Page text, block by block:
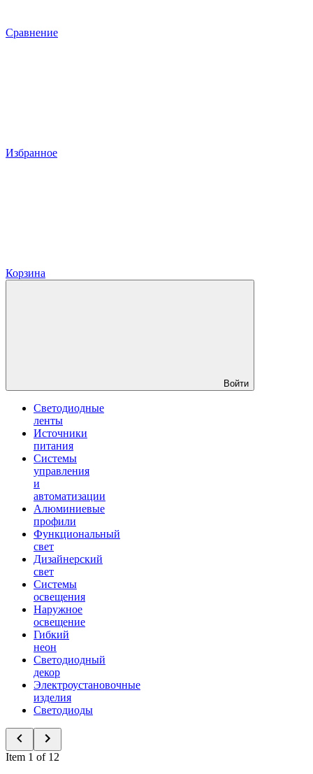
Сравнение
Избранное
Корзина
Войти
Светодиодные
ленты
Источники
питания
Системы
управления
и
автоматизации
Алюминиевые
профили
Функциональный
свет
Дизайнерский
свет
Системы
освещения
Наружное
освещение
Гибкий
неон
Светодиодный
декор
Электроустановочные
изделия
Светодиоды
Item 1 of 12